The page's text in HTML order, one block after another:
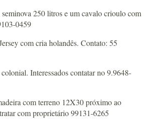
seminova 250 litros e um cavalo crioulo com
0459
com cria holandês. Contato: 55
Interessados contatar no 9.9648-
com terreno 12X30 próximo ao
com proprietário 99131-6265